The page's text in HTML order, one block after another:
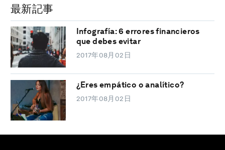
最新記事
Infografía: 6 errores financieros
que debes evitar
2017年08月02日
¿Eres empático o analítico?
2017年08月02日